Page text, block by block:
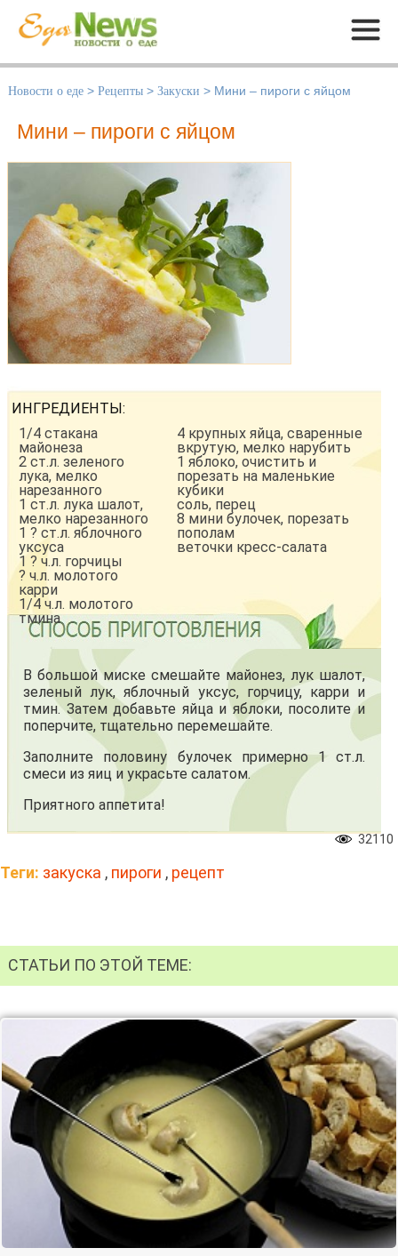
Меню
Новости о еде > Рецепты > Закуски > Мини – пироги с яйцом
Мини – пироги с яйцом
ИНГРЕДИЕНТЫ:
1/4 стакана
майонеза
2 ст.л. зеленого
лука, мелко
нарезанного
1 ст.л. лука шалот,
мелко нарезанного
1 ? ст.л. яблочного
уксуса
1 ? ч.л. горчицы
? ч.л. молотого
карри
1/4 ч.л. молотого
тмина
4 крупных яйца, сваренные
вкрутую, мелко нарубить
1 яблоко, очистить и
порезать на маленькие
кубики
соль, перец
8 мини булочек, порезать
пополам
веточки кресс-салата
В большой миске смешайте майонез, лук шалот,
зеленый лук, яблочный уксус, горчицу, карри и
тмин. Затем добавьте яйца и яблоки, посолите и
поперчите, тщательно перемешайте.
Заполните половину булочек примерно 1 ст.л.
смеси из яиц и украсьте салатом.
Приятного аппетита!
32110
Теги: закуска , пироги , рецепт
СТАТЬИ ПО ЭТОЙ ТЕМЕ: